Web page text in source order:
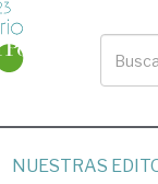
NUESTRAS